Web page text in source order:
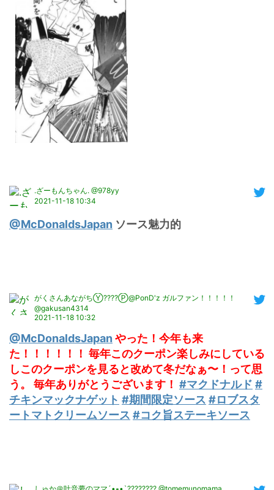
.ざーもんちゃん. @978yy
2021-11-18 10:34
@McDonaldsJapan ソース魅力的
がくさんあながちⓎ????Ⓟ@PonD'z ガルファン！！！！！
@gakusan4314
2021-11-18 10:32
@McDonaldsJapan やった！今年も来
た！！！！！！ 毎年このクーポン楽しみにしている
しこのクーポンを見ると改めて冬だなぁ〜！って思
う。 毎年ありがとうございます！ #マクドナルド #
チキンマックナゲット #期間限定ソース #ロブスタ
ートマトクリームソース #コク旨ステーキソース